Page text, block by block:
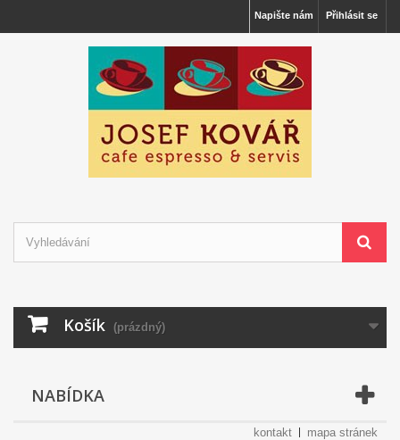
Přihlásit se
Napište nám
Košík (prázdný)
NABÍDKA
kontakt mapa stránek